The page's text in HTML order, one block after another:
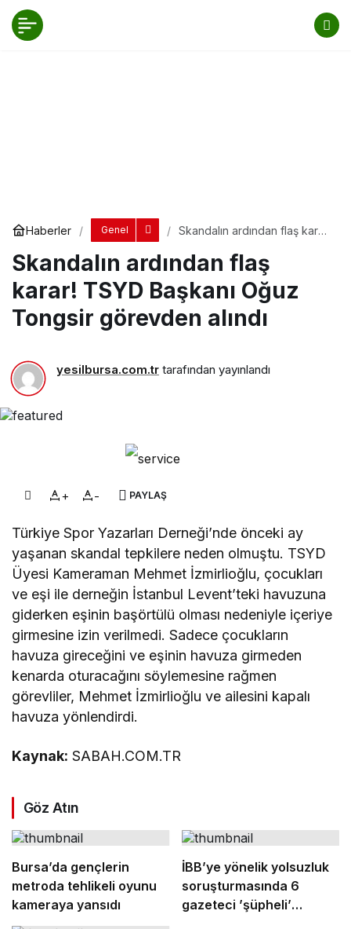
Haberler Genel
Skandalın ardından flaş karar!
görevden alındı
Skandalın ardından flaş
karar! TSYD Başkanı Oğuz
Tongsir görevden alındı
yesilbursa.com.tr tarafından yayınlandı
+ - PAYLAŞ
Türkiye Spor Yazarları Derneği’nde önceki ay
yaşanan skandal tepkilere neden olmuştu. TSYD
Üyesi Kameraman Mehmet İzmirlioğlu, çocukları
ve eşi ile derneğin İstanbul Levent’teki havuzuna
giderken eşinin başörtülü olması nedeniyle içeriye
girmesine izin verilmedi. Sadece çocukların
havuza gireceğini ve eşinin havuza girmeden
kenarda oturacağını söylemesine rağmen
görevliler, Mehmet İzmirlioğlu ve ailesini kapalı
havuza yönlendirdi.
Kaynak: SABAH.COM.TR
Göz Atın
Bursa’da gençlerin
metroda tehlikeli oyunu
kameraya yansıdı
İBB’ye yönelik yolsuzluk
soruşturmasında 6
gazeteci ’şüpheli’